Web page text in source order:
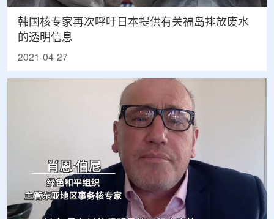
韩国核专家再次呼吁日本提供有关福岛排放废水
的透明信息
2021-04-27